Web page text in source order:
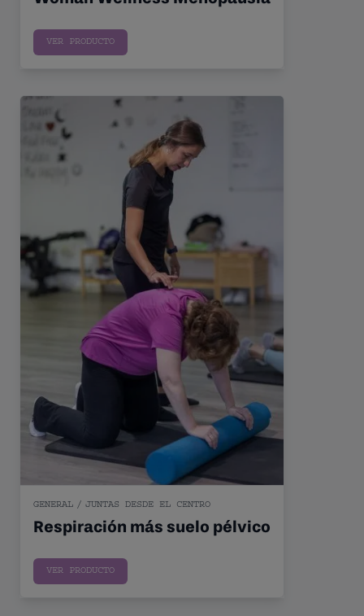
VER PRODUCTO
Respiración más suelo pélvico
GENERAL / JUNTAS DESDE EL CENTRO
Respiración más suelo pélvico
VER PRODUCTO